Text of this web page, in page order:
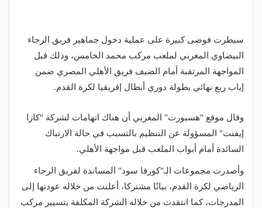
سيطرت فوضى كبيرة على عملية دخول جماهير فريق الرجاء
البيضاوي المغربي لملعب مركب محمد الخامس، وذلك قبل
المواجهة المرتقبة أمام الضيف فريق الأهلي المصري ضمن
إياب ربع نهائي بطولة دوري أبطال إفريقيا لكرة القدم.
وقال موقع "هسبورت" المغربي أن هناك اتهامات لشركة "كازا
إيفنت" المسؤولة عن التنظيم بالتسبب في حالة الارتباك
السائدة أمام أبواب الملعب قبل مواجهة الأهلي.
وأصدرت مجموعات الـ"كورفا سود" المساندة لفريق الرجاء
الرياضي لكرة القدم، بيانًا مشتركا، أعلنت من خلاله عودتها إلى
المدرجات، كما انتقدت من خلاله الشركة المكلفة بتسيير مركب